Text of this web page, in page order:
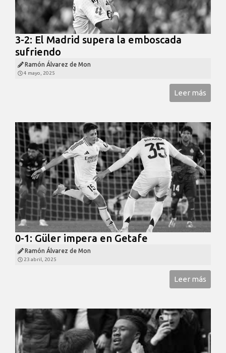
3-2: El Madrid supera la emboscada
sufriendo
Ramón Álvarez de Mon
4 mayo, 2025
Leer más
0-1: Güler impera en Getafe
Ramón Álvarez de Mon
23 abril, 2025
Leer más